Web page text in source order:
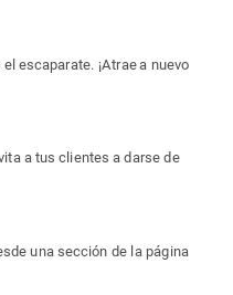
el escaparate. ¡Atraea nuevo
una sección de la página
a tus clientes a darse de